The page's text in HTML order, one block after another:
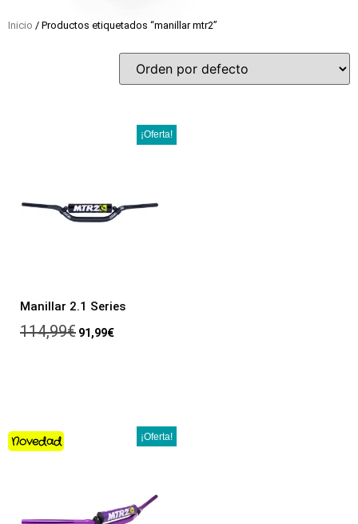
Inicio / Productos etiquetados “manillar mtr2”
¡Oferta!
Manillar 2.1 Series
114,99€ 91,99€
¡Oferta!
Novedad